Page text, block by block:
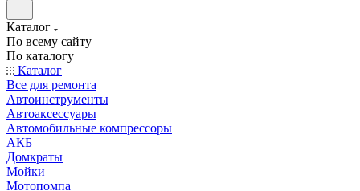
Каталог
По всему сайту
По каталогу
Каталог
Все для ремонта
Автоинструменты
Автоаксессуары
Автомобильные компрессоры
АКБ
Домкраты
Мойки
Мотопомпа